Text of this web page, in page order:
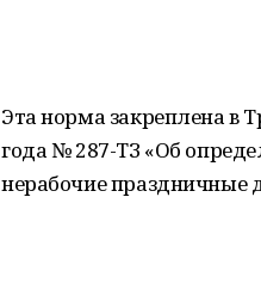
Эта норма закреплена в
года № 287-ТЗ «Об
нерабочие